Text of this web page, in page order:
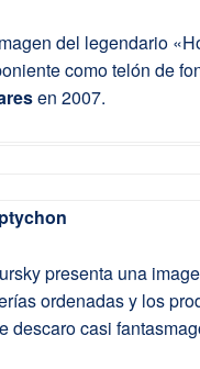
del legendario
como telón de
en 2007.
presenta una
ordenadas y los
descaro casi